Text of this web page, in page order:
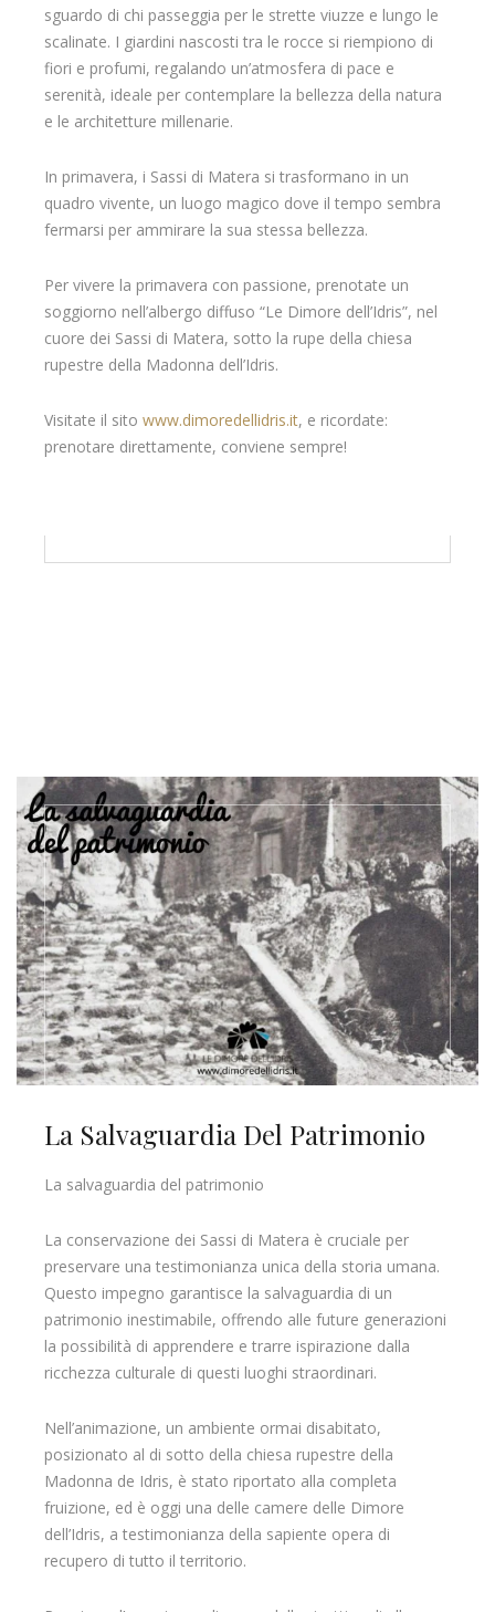
sguardo di chi passeggia per le strette viuzze e lungo le
scalinate. I giardini nascosti tra le rocce si riempiono di
fiori e profumi, regalando un’atmosfera di pace e
serenità, ideale per contemplare la bellezza della natura
e le architetture millenarie.
In primavera, i Sassi di Matera si trasformano in un
quadro vivente, un luogo magico dove il tempo sembra
fermarsi per ammirare la sua stessa bellezza.
Per vivere la primavera con passione, prenotate un
soggiorno nell’albergo diffuso “Le Dimore dell’Idris”, nel
cuore dei Sassi di Matera, sotto la rupe della chiesa
rupestre della Madonna dell’Idris.
Visitate il sito www.dimoredellidris.it, e ricordate:
prenotare direttamente, conviene sempre!
La Salvaguardia Del Patrimonio
La salvaguardia del patrimonio
La conservazione dei Sassi di Matera è cruciale per
preservare una testimonianza unica della storia umana.
Questo impegno garantisce la salvaguardia di un
patrimonio inestimabile, offrendo alle future generazioni
la possibilità di apprendere e trarre ispirazione dalla
ricchezza culturale di questi luoghi straordinari.
Nell’animazione, un ambiente ormai disabitato,
posizionato al di sotto della chiesa rupestre della
Madonna de Idris, è stato riportato alla completa
fruizione, ed è oggi una delle camere delle Dimore
dell’Idris, a testimonianza della sapiente opera di
recupero di tutto il territorio.